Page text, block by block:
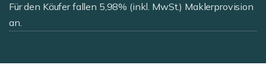
Für den Käufer fallen 5,98% (inkl. MwSt.) Maklerprovision
an.